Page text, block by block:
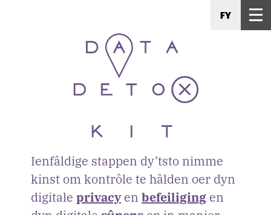
FY
Ienfâldige stappen dy’tsto nimme
kinst om kontrôle te hâlden oer dyn
digitaleprivacyenbefeiliging en